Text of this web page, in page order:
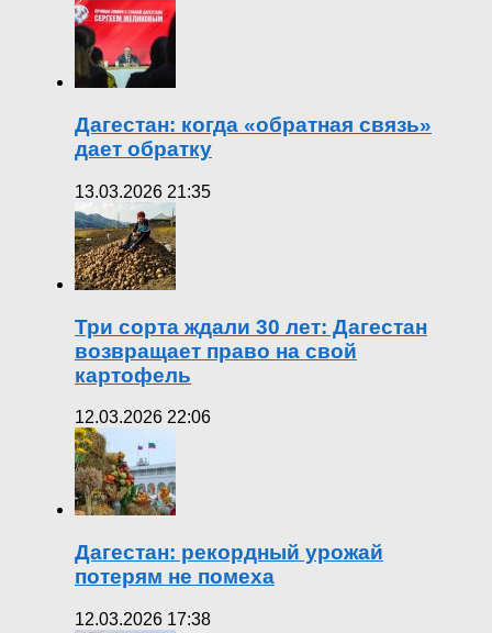
Дагестан: когда «обратная связь»
дает обратку
13.03.2026 21:35
Три сорта ждали 30 лет: Дагестан
возвращает право на свой
картофель
12.03.2026 22:06
Дагестан: рекордный урожай
потерям не помеха
12.03.2026 17:38